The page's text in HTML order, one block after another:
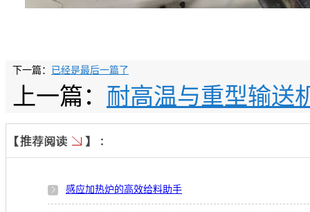
下一篇： 已经是最后一篇了
上一篇： 耐高温与重型输送
感应加热炉的高效给料助手